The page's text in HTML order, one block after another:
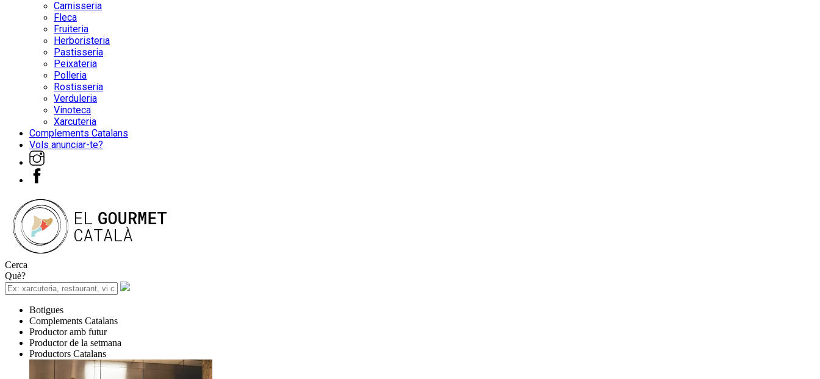
Carnisseria
Fleca
Fruiteria
Herboristeria
Pastisseria
Peixateria
Polleria
Rostisseria
Verduleria
Vinoteca
Xarcuteria
Complements Catalans
Vols anunciar-te?
Cerca
Què?
Botigues
Complements Catalans
Productor amb futur
Productor de la setmana
Productors Catalans